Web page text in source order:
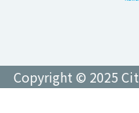
Copyright © 2025